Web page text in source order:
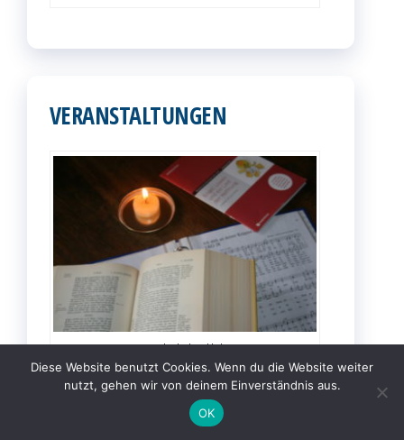
VERANSTALTUNGEN
Zum Kalender bitte klicken.
Diese Website benutzt Cookies. Wenn du die Website weiter
nutzt, gehen wir von deinem Einverständnis aus.
OK